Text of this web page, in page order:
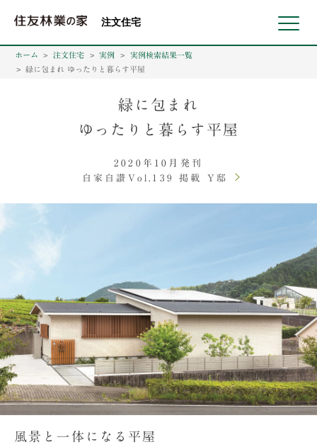
注文住宅
ホーム 注文住宅 実例
実例検索結果一覧
緑に包まれ ゆったりと暮らす平屋
緑に包まれ
ゆったりと暮らす平屋
2020年10月発刊
自家自讃Vol.139 掲載 Y邸
風景と一体になる平屋